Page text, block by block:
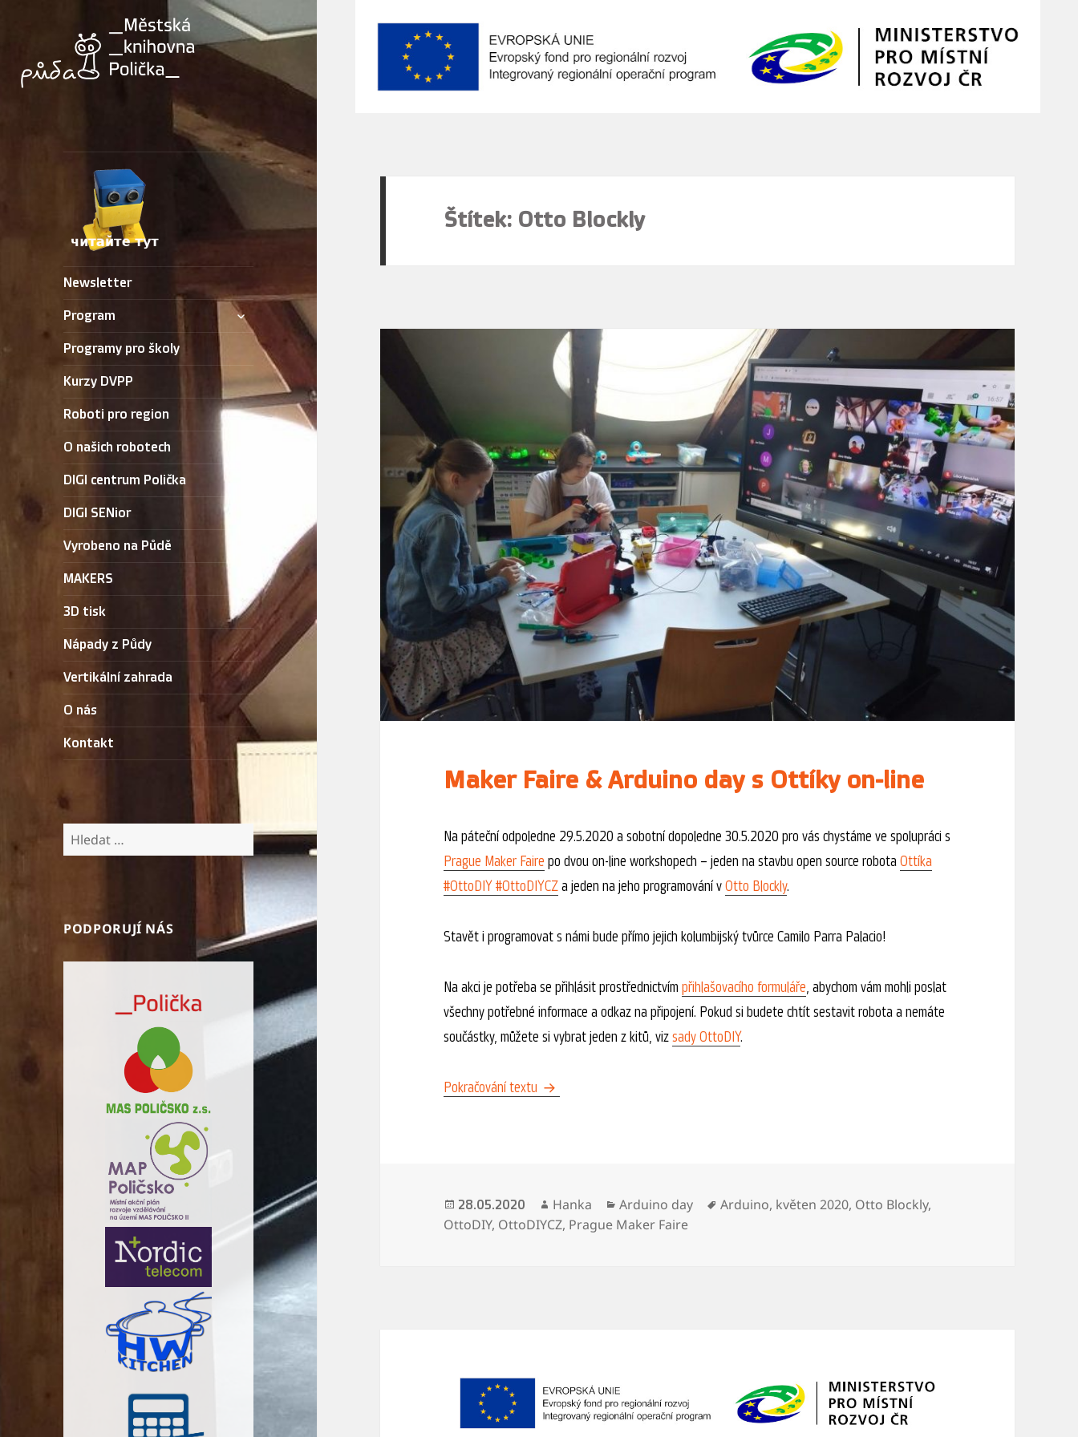
Newsletter
Program
zobrazit
podřazené
položky
Programy pro školy
Kurzy DVPP
Roboti pro region
O našich robotech
DIGI centrum Polička
DIGI SENior
Vyrobeno na Půdě
MAKERS
3D tisk
Nápady z Půdy
Vertikální zahrada
O nás
Kontakt
Vyhledávání
PODPORUJÍ NÁS
Štítek: Otto Blockly
Maker Faire & Arduino day s Ottíky on-line
Na páteční odpoledne 29.5.2020 a sobotní dopoledne 30.5.2020 pro vás chystáme ve spolupráci s
Prague Maker Faire po dvou on-line workshopech – jeden na stavbu open source robotaOttíka
#OttoDIY #OttoDIYCZa jeden na jeho programování vOtto Blockly.
Stavět i programovat s námi bude přímo jejich kolumbijský tvůrce Camilo Parra Palacio!
Na akci je potřeba se přihlásit prostřednictvímpřihlašovacího formuláře, abychom vám mohli poslat
všechny potřebné informace a odkaz na připojení. Pokud si budete chtít sestavit robota a nemáte
součástky, můžete si vybrat jeden z kitů, vizsady OttoDIY.
Pokračování textu Maker Faire & Arduino day s Ottíky on-line
Publikováno:
28.05.2020 Autor:
Hanka Rubriky:
Arduino day Štítky:
Arduino, květen 2020, Otto Blockly,
OttoDIY, OttoDIYCZ, Prague Maker Faire